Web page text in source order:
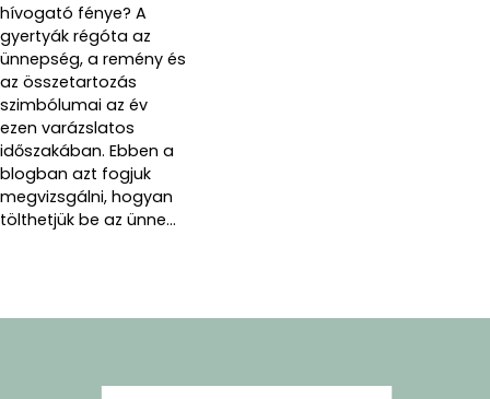
hívogató fénye? A
gyertyák régóta az
ünnepség, a remény és
az összetartozás
szimbólumai az év
ezen varázslatos
időszakában. Ebben a
blogban azt fogjuk
megvizsgálni, hogyan
tölthetjük be az ünne...